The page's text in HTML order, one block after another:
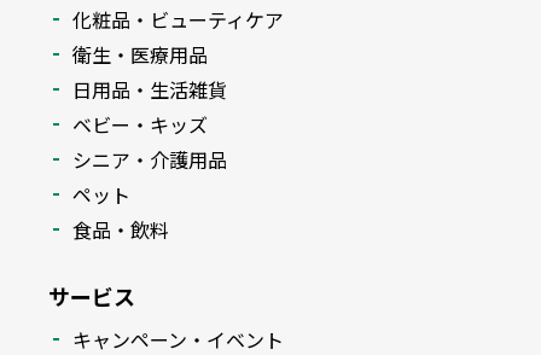
化粧品・ビューティケア
衛生・医療用品
日用品・生活雑貨
ベビー・キッズ
シニア・介護用品
ペット
食品・飲料
サービス
キャンペーン・イベント